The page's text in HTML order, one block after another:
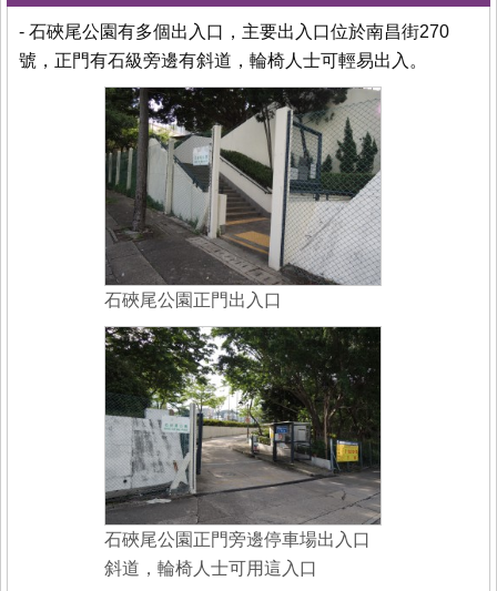
- 石硤尾公園有多個出入口，主要出入口位於南昌街270
號，正門有石級旁邊有斜道，輪椅人士可輕易出入。
石硤尾公園正門出入口
石硤尾公園正門旁邊停車場出入口
斜道，輪椅人士可用這入口